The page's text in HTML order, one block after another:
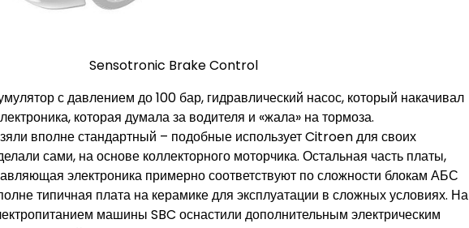
Sensotronic Brake Control
с давлением до 100 бар, гидравлический насос, который накачивал
которая думала за водителя и «жала» на тормоза.
вполне стандартный – подобные использует Citroen для своих
сами, на основе коллекторного моторчика. Остальная часть платы,
электроника примерно соответствуют по сложности блокам АБС
типичная плата на керамике для эксплуатации в сложных условиях. На
машины SBC оснастили дополнительным электрическим